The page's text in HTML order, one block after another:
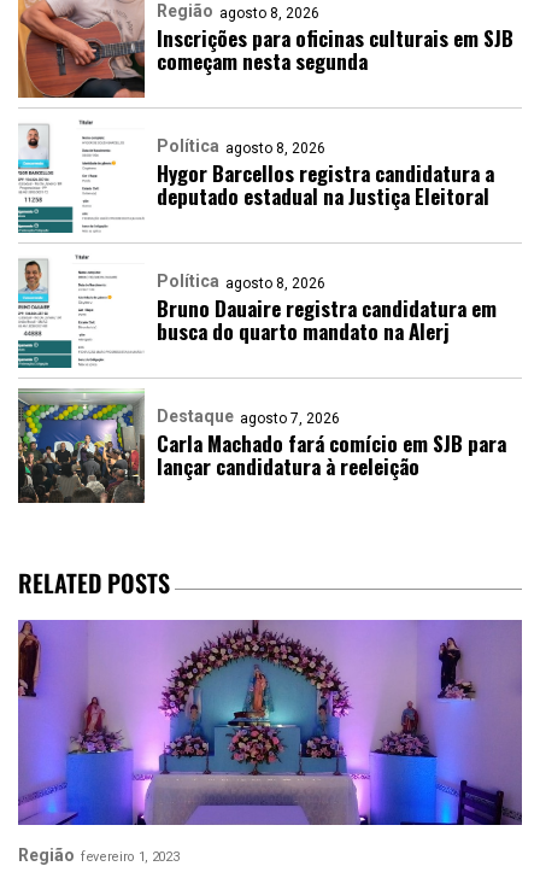
Região agosto 8, 2026
Inscrições para oficinas culturais em SJB
começam nesta segunda
Política agosto 8, 2026
Hygor Barcellos registra candidatura a
deputado estadual na Justiça Eleitoral
Política agosto 8, 2026
Bruno Dauaire registra candidatura em
busca do quarto mandato na Alerj
Destaque agosto 7, 2026
Carla Machado fará comício em SJB para
lançar candidatura à reeleição
RELATED POSTS
Região fevereiro 1, 2023